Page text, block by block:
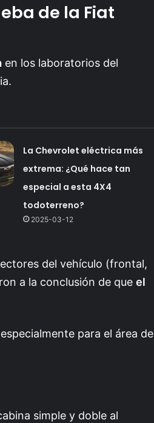
de la Fiat
en los laboratorios del
La Chevrolet eléctrica más
extrema: ¿Qué hace tan
especial a esta 4X4
todoterreno?
2025-03-12
del vehículo (frontal,
a la conclusión de que el
para el área de
simple y doble al